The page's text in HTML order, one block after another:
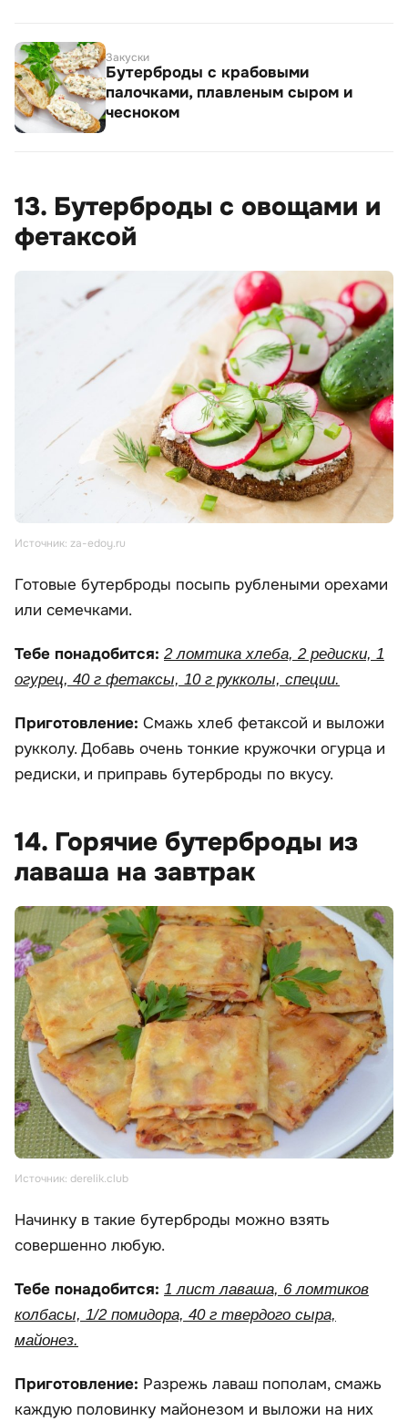
Закуски
Бутерброды с крабовыми
палочками, плавленым сыром и
чесноком
13. Бутерброды с овощами и
фетаксой
Источник: za-edoy.ru
Готовые бутерброды посыпь рублеными орехами
или семечками.
Тебе понадобится: 2 ломтика хлеба, 2 редиски, 1
огурец, 40 г фетаксы, 10 г рукколы, специи.
Приготовление: Смажь хлеб фетаксой и выложи
рукколу. Добавь очень тонкие кружочки огурца и
редиски, и приправь бутерброды по вкусу.
14. Горячие бутерброды из
лаваша на завтрак
Источник: derelik.club
Начинку в такие бутерброды можно взять
совершенно любую.
Тебе понадобится: 1 лист лаваша, 6 ломтиков
колбасы, 1/2 помидора, 40 г твердого сыра,
майонез.
Приготовление: Разрежь лаваш пополам, смажь
каждую половинку майонезом и выложи на них